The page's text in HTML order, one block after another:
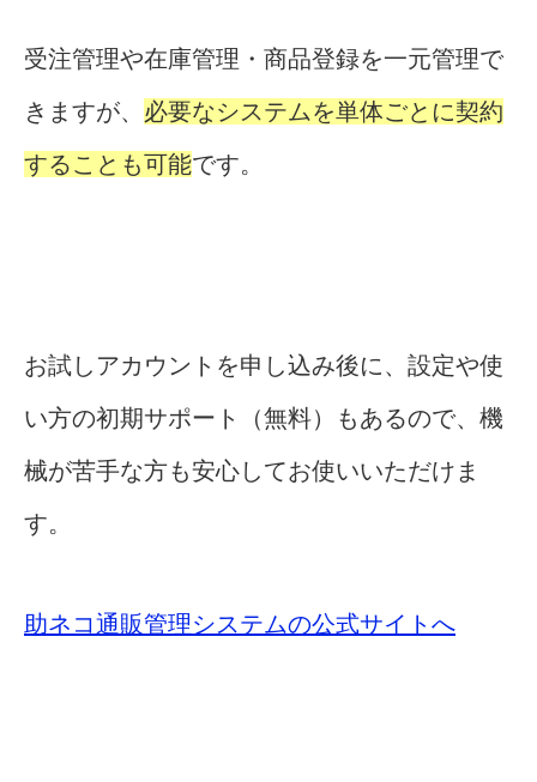
受注管理や在庫管理・商品登録を一元管理で
きますが、 必要なシステムを単体ごとに契約
することも可能です。
お試しアカウントを申し込み後に、設定や使
い方の初期サポート（無料）もあるので、機
械が苦手な方も安心してお使いいただけま
す。
助ネコ通販管理システムの公式サイトへ